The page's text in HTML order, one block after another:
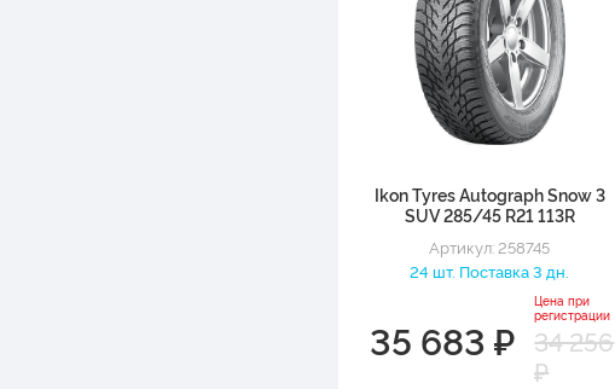
Ikon Tyres Autograph Snow 3
SUV 285/45 R21 113R
Артикул: 258745
24 шт. Поставка 3 дн.
35 683 ₽
Цена при
регистрации
34 256
₽